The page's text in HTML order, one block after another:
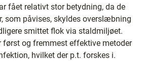
fået relativt stor betydning, da de
som påvises, skyldes overslæbning
smittet flok via staldmiljøet.
og fremmest effektive metoder
hvilket der p.t. forskes i.